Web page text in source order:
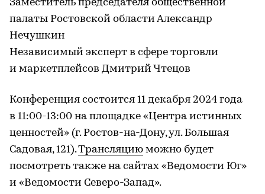
Заместитель председателя общественной
палаты Ростовской области Александр
Нечушкин
Независимый эксперт в сфере торговли
и маркетплейсов Дмитрий Чтецов
Конференция состоится 11 декабря 2024 года
в 11:00-13:00 на площадке «Центра истинных
ценностей» (г. Ростов-на-Дону, ул. Большая
Садовая, 121).Трансляцию можно будет
посмотреть также на сайтах «Ведомости Юг»
и «Ведомости Северо-Запад».